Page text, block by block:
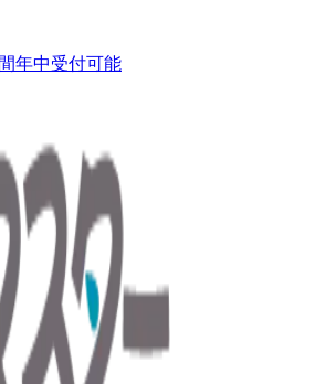
年中受付可能